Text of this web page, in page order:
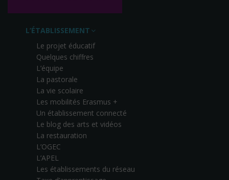
L’ÉTABLISSEMENT
Le projet éducatif
Quelques chiffres
L’équipe
La pastorale
La vie scolaire
Les mobilités Erasmus +
Un établissement connecté
Le blog des arts et vidéos
La restauration
L’OGEC
L’APEL
Les établissements du réseau